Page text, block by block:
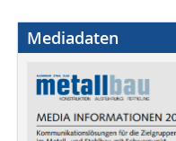
Mediadaten